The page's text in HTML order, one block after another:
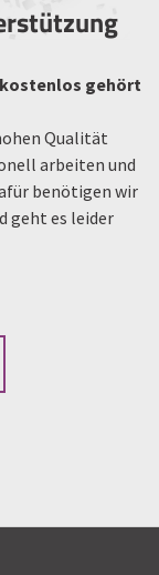
gehört
Qualität
arbeiten und
benötigen wir
geht es leider